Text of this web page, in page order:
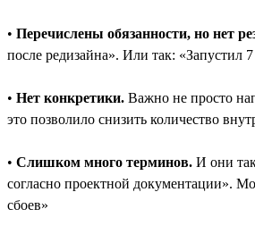
• Перечислены обязанности, но нет
после редизайна». Или так:
• Нет конкретики. Важно не просто
это позволило снизить количество
• Слишком много терминов. И они
согласно проектной документации».
сбоев»